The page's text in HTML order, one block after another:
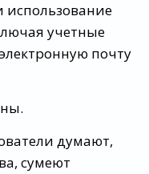
использование
учетные
почту
думают,
сумеют